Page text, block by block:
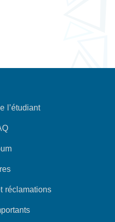
l’étudiant
réclamations